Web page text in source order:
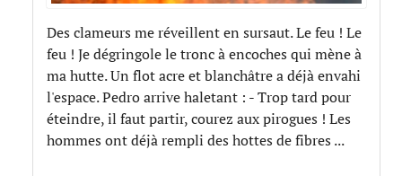
Des clameurs me réveillent en sursaut. Le feu ! Le
feu ! Je dégringole le tronc à encoches qui mène à
ma hutte. Un flot acre et blanchâtre a déjà envahi
l'espace. Pedro arrive haletant : - Trop tard pour
éteindre, il faut partir, courez aux pirogues ! Les
hommes ont déjà rempli des hottes de fibres ...